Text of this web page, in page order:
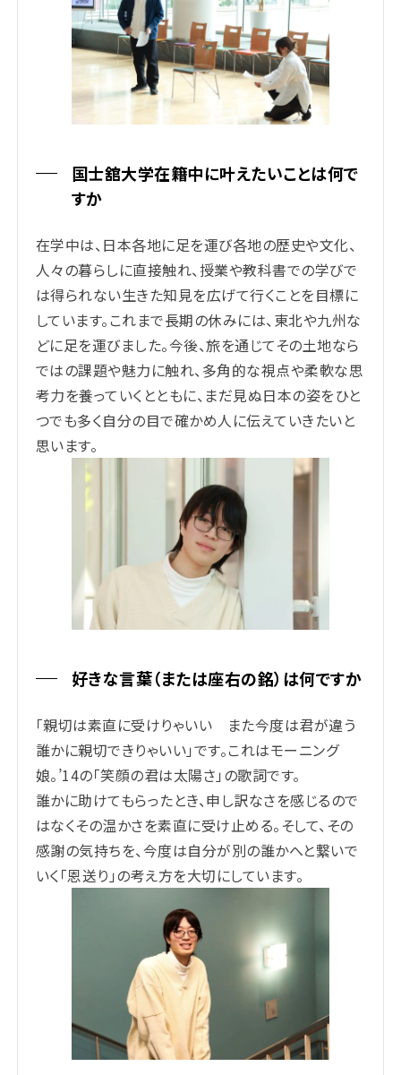
国士舘大学在籍中に叶えたいことは何で
すか
在学中は、日本各地に足を運び各地の歴史や文化、
人々の暮らしに直接触れ、授業や教科書での学びで
は得られない生きた知見を広げて行くことを目標に
しています。これまで長期の休みには、東北や九州な
どに足を運びました。今後、旅を通じてその土地なら
ではの課題や魅力に触れ、多角的な視点や柔軟な思
考力を養っていくとともに、まだ見ぬ日本の姿をひと
つでも多く自分の目で確かめ人に伝えていきたいと
思います。
好きな言葉（または座右の銘）は何ですか
「親切は素直に受けりゃいい また今度は君が違う
誰かに親切できりゃいい」です。これはモーニング
娘。’14の「笑顔の君は太陽さ」の歌詞です。
誰かに助けてもらったとき、申し訳なさを感じるので
はなくその温かさを素直に受け止める。そして、その
感謝の気持ちを、今度は自分が別の誰かへと繋いで
いく「恩送り」の考え方を大切にしています。